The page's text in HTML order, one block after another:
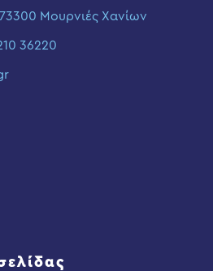
Μουρνιές Χανίων
36220